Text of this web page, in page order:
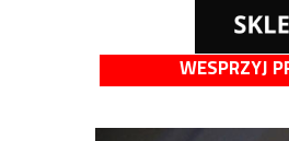
WESPRZYJ